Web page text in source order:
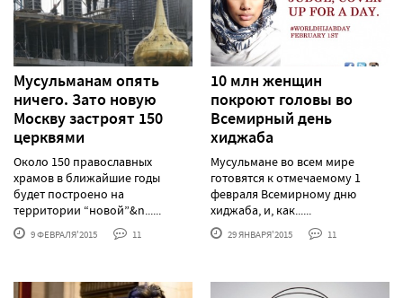
Мусульманам опять
ничего. Зато новую
Москву застроят 150
церквями
Около 150 православных
храмов в ближайшие годы
будет построено на
территории “новой”&n......
9 ФЕВРАЛЯ'2015 11
10 млн женщин
покроют головы во
Всемирный день
хиджаба
Мусульмане во всем мире
готовятся к отмечаемому 1
февраля Всемирному дню
хиджаба, и, как......
29 ЯНВАРЯ'2015 11